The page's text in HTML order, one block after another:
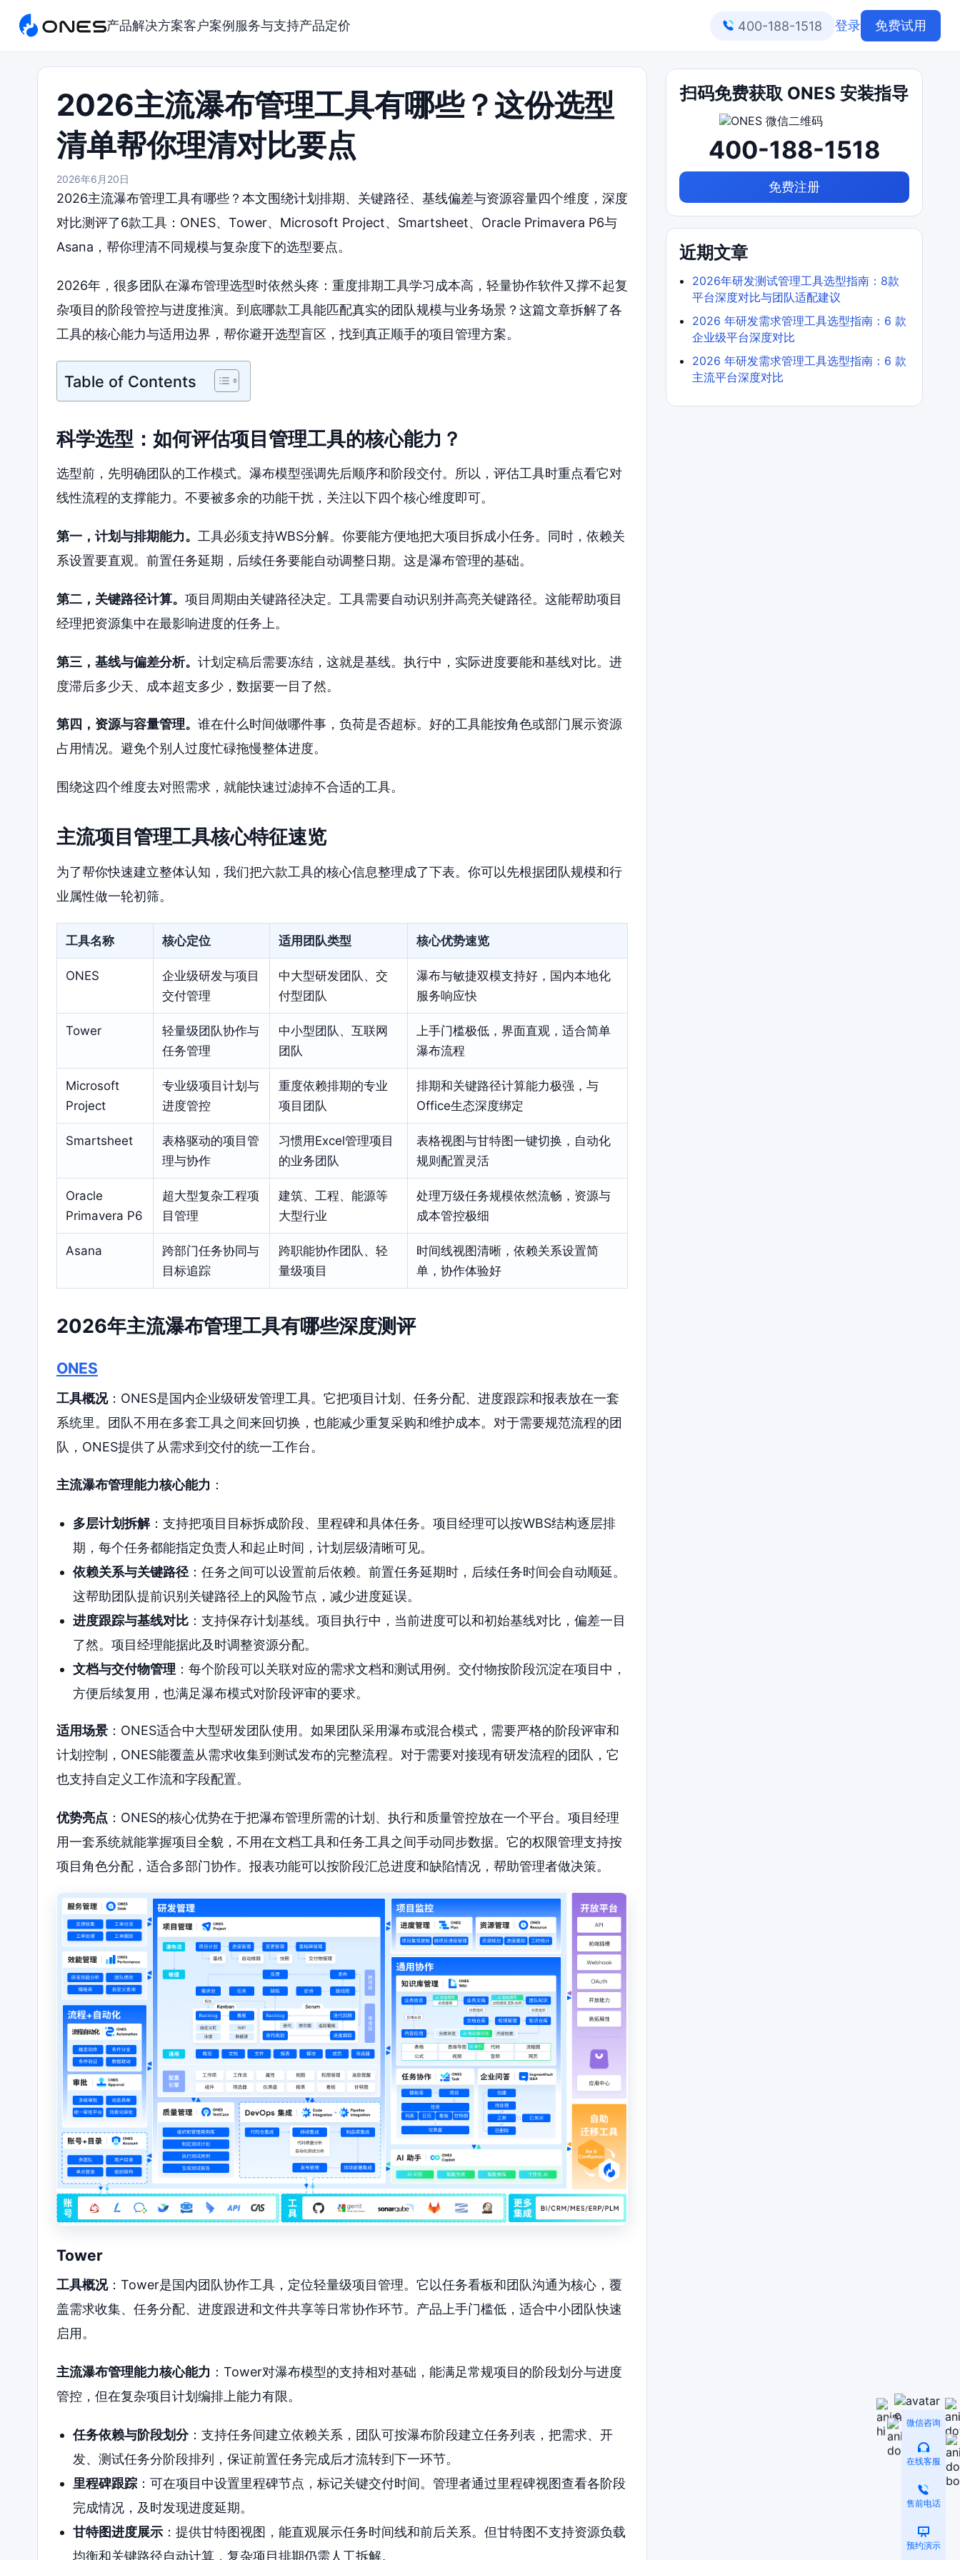
产品解决方案客户案例 服务与支持产品定价 400-188-1518 登录 免费试用
2026主流瀑布管理工具有哪些？这份选型
清单帮你理清对比要点
2026年6月20日
2026主流瀑布管理工具有哪些？本文围绕计划排期、关键路径、基线偏差与资源容量四个维度，深度
对比测评了6款工具：ONES、Tower、Microsoft Project、Smartsheet、Oracle Primavera P6与
Asana，帮你理清不同规模与复杂度下的选型要点。
2026年，很多团队在瀑布管理选型时依然头疼：重度排期工具学习成本高，轻量协作软件又撑不起复
杂项目的阶段管控与进度推演。到底哪款工具能匹配真实的团队规模与业务场景？这篇文章拆解了各
工具的核心能力与适用边界，帮你避开选型盲区，找到真正顺手的项目管理方案。
Table of Contents
科学选型：如何评估项目管理工具的核心能力？
选型前，先明确团队的工作模式。瀑布模型强调先后顺序和阶段交付。所以，评估工具时重点看它对
线性流程的支撑能力。不要被多余的功能干扰，关注以下四个核心维度即可。
第一，计划与排期能力。 工具必须支持WBS分解。你要能方便地把大项目拆成小任务。同时，依赖关
系设置要直观。前置任务延期，后续任务要能自动调整日期。这是瀑布管理的基础。
第二，关键路径计算。 项目周期由关键路径决定。工具需要自动识别并高亮关键路径。这能帮助项目
经理把资源集中在最影响进度的任务上。
第三，基线与偏差分析。 计划定稿后需要冻结，这就是基线。执行中，实际进度要能和基线对比。进
度滞后多少天、成本超支多少，数据要一目了然。
第四，资源与容量管理。 谁在什么时间做哪件事，负荷是否超标。好的工具能按角色或部门展示资源
占用情况。避免个别人过度忙碌拖慢整体进度。
围绕这四个维度去对照需求，就能快速过滤掉不合适的工具。
主流项目管理工具核心特征速览
为了帮你快速建立整体认知，我们把六款工具的核心信息整理成了下表。你可以先根据团队规模和行
业属性做一轮初筛。
工具名称 核心定位 适用团队类型 核心优势速览
ONES
企业级研发与项目
交付管理
中大型研发团队、交
付型团队
瀑布与敏捷双模支持好，国内本地化
服务响应快
Tower
轻量级团队协作与
任务管理
中小型团队、互联网
团队
上手门槛极低，界面直观，适合简单
瀑布流程
Microsoft
Project
专业级项目计划与
进度管控
重度依赖排期的专业
项目团队
排期和关键路径计算能力极强，与
Office生态深度绑定
Smartsheet
表格驱动的项目管
理与协作
习惯用Excel管理项目
的业务团队
表格视图与甘特图一键切换，自动化
规则配置灵活
Oracle
Primavera P6
超大型复杂工程项
目管理
建筑、工程、能源等
大型行业
处理万级任务规模依然流畅，资源与
成本管控极细
Asana
跨部门任务协同与
目标追踪
跨职能协作团队、轻
量级项目
时间线视图清晰，依赖关系设置简
单，协作体验好
2026年主流瀑布管理工具有哪些深度测评
ONES
工具概况：ONES是国内企业级研发管理工具。它把项目计划、任务分配、进度跟踪和报表放在一套
系统里。团队不用在多套工具之间来回切换，也能减少重复采购和维护成本。对于需要规范流程的团
队，ONES提供了从需求到交付的统一工作台。
主流瀑布管理能力核心能力 ：
多层计划拆解：支持把项目目标拆成阶段、里程碑和具体任务。项目经理可以按WBS结构逐层排
期，每个任务都能指定负责人和起止时间，计划层级清晰可见。
依赖关系与关键路径：任务之间可以设置前后依赖。前置任务延期时，后续任务时间会自动顺延。
这帮助团队提前识别关键路径上的风险节点，减少进度延误。
进度跟踪与基线对比：支持保存计划基线。项目执行中，当前进度可以和初始基线对比，偏差一目
了然。项目经理能据此及时调整资源分配。
文档与交付物管理 ：每个阶段可以关联对应的需求文档和测试用例。交付物按阶段沉淀在项目中，
方便后续复用，也满足瀑布模式对阶段评审的要求。
适用场景 ：ONES适合中大型研发团队使用。如果团队采用瀑布或混合模式，需要严格的阶段评审和
计划控制，ONES能覆盖从需求收集到测试发布的完整流程。对于需要对接现有研发流程的团队，它
也支持自定义工作流和字段配置。
优势亮点 ：ONES的核心优势在于把瀑布管理所需的计划、执行和质量管控放在一个平台。项目经理
用一套系统就能掌握项目全貌，不用在文档工具和任务工具之间手动同步数据。它的权限管理支持按
项目角色分配，适合多部门协作。报表功能可以按阶段汇总进度和缺陷情况，帮助管理者做决策。
Tower
工具概况：Tower是国内团队协作工具，定位轻量级项目管理。它以任务看板和团队沟通为核心，覆
盖需求收集、任务分配、进度跟进和文件共享等日常协作环节。产品上手门槛低，适合中小团队快速
启用。
主流瀑布管理能力核心能力 ：Tower对瀑布模型的支持相对基础，能满足常规项目的阶段划分与进度
管控，但在复杂项目计划编排上能力有限。
任务依赖与阶段划分：支持任务间建立依赖关系，团队可按瀑布阶段建立任务列表，把需求、开
发、测试任务分阶段排列，保证前置任务完成后才流转到下一环节。
里程碑跟踪：可在项目中设置里程碑节点，标记关键交付时间。管理者通过里程碑视图查看各阶段
完成情况，及时发现进度延期。
甘特图进度展示：提供甘特图视图，能直观展示任务时间线和前后关系。但甘特图不支持资源负载
均衡和关键路径自动计算，复杂项目排期仍需人工拆解。
扫码免费获取 ONES 安装指导
400-188-1518
免费注册
近期文章
2026年研发测试管理工具选型指南：8款
平台深度对比与团队适配建议
2026 年研发需求管理工具选型指南：6 款
企业级平台深度对比
2026 年研发需求管理工具选型指南：6 款
主流平台深度对比
微信咨询
在线客服
售前电话
预约演示